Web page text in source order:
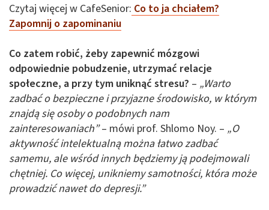
Czytaj więcej w CafeSenior: Co to ja chciałem?
Zapomnij o zapominaniu
Co zatem robić, żeby zapewnić mózgowi
odpowiednie pobudzenie, utrzymać relacje
społeczne, a przy tym uniknąć stresu? – „Warto
zadbać o bezpieczne i przyjazne środowisko, w którym
znajdą się osoby o podobnych nam
zainteresowaniach”– mówi prof. Shlomo Noy. – „O
aktywność intelektualną można łatwo zadbać
samemu, ale wśród innych będziemy ją podejmowali
chętniej. Co więcej, unikniemy samotności, która może
prowadzić nawet do depresji.”